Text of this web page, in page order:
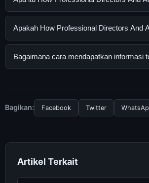
How Professional Directors And Actors
resmi dan mengikuti panduan yang
Apakah How Professional Directors And
Ya, How Professional Directors And
Bagaimana cara mendapatkan informasi
dan terpercaya.
Bagikan: Facebook Twitter
Artikel Terkait